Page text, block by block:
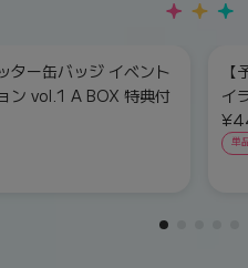
ター缶バッジ イベント
ン vol.1 A BOX 特典付
イ
単